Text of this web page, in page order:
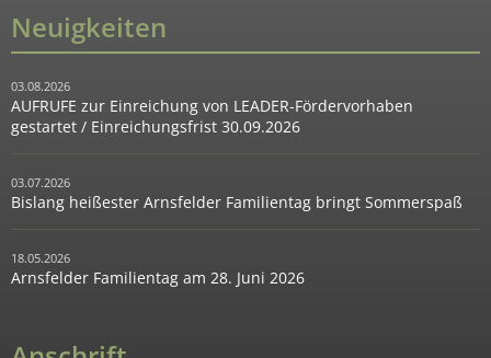
Neuigkeiten
03.08.2026
AUFRUFE zur Einreichung von LEADER-Fördervorhaben
gestartet / Einreichungsfrist 30.09.2026
03.07.2026
Bislang heißester Arnsfelder Familientag bringt Sommerspaß
18.05.2026
Arnsfelder Familientag am 28. Juni 2026